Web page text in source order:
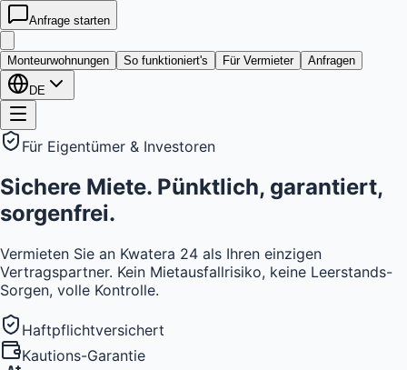
Anfrage starten
kwatera24
Monteurwohnungen So funktioniert's Für Vermieter Anfragen
DE
Für Eigentümer & Investoren
Sichere Miete. Pünktlich, garantiert,
sorgenfrei.
Vermieten Sie an Kwatera 24 als Ihren einzigen
Vertragspartner. Kein Mietausfallrisiko, keine Leerstands-
Sorgen, volle Kontrolle.
Haftpflichtversichert
Kautions-Garantie